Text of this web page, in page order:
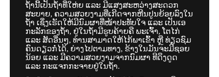
ຖ້ຳນີ້ເປັນຖ້ຳທີ່ໃຫ່ຍ ແລະ ມີແສງສະຫວ່າງສະດວກ
ສະບາຍ, ຄວາມສວຍງາມທີ່ເກີດຈາກຫີນປູນຍ້ອຍລົງໃນ
ຖ້ຳ ເຊິ່ງເຮັດໃຫ້ມີນົມຜາທີ່ໜ້າປະທັບໃຈ ແລະ ເປັນເອ
ກະລັກຂອງຖ້ຳ, ຢູ່ໃນຖ້ຳມີຮູບຄ້າຍຄື ພະເຈົ້າ, ໂຕໄກ່
ແລະ ສັດອື່ນໆ, ທ່ານສາມາດໃຫ້ໄກ້ພາເຂົ້າ ຫຼື ທ່ຽວຊົມ
ຄົນດຽວກໍ່ໄດ້, ຍ່າງໄປຕາມທາງ, ຂ້າງໃນມັນຈະມີຊອຍ
ນ້ອຍ ແລະ ມີຄວາມສວຍງາມຈາກນົມຜາ ທີດຶງດູດ
ແລະ ກະແຈກກະຈາຍຢູ່ໃນຖ້ຳ.